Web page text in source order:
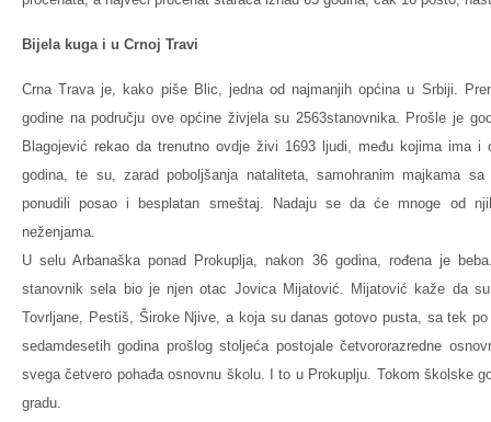
Bijela kuga i u Crnoj Travi
Crna Trava je, kako piše Blic, jedna od najmanjih općina u Srbiji.
godine na području ove općine živjela su 2563stanovnika. Prošle je
Blagojević rekao da trenutno ovdje živi 1693 ljudi, među kojima ima i
godina, te su, zarad poboljšanja nataliteta, samohranim majkama
ponudili posao i besplatan smeštaj. Nadaju se da će mnoge od
neženjama.
U selu Arbanaška ponad Prokuplja, nakon 36 godina, rođena je
stanovnik sela bio je njen otac Jovica Mijatović. Mijatović kaže da
Tovrljane, Pestiš, Široke Njive, a koja su danas gotovo pusta, sa tek
sedamdesetih godina prošlog stoljeća postojale četvororazredne
svega četvero pohađa osnovnu školu. I to u Prokuplju. Tokom školske
gradu.